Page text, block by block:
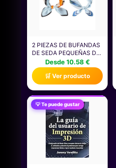
2 PIEZAS DE BUFANDAS
DE SEDA PEQUEÑAS DE
MODA, ACCESORIOS
PARA MUJERES,
BUFANDAS DE SEDA
RETRO Y ELEES, QUE SE
PUEDEN USAR COMO
BUFANDAS DE CUELLO,
ROPA DE CABEZA Y
DECORACIONES DE
EMBALAJE.
Desde 10.58 €
🛒 Ver producto
💡 Te puede gustar